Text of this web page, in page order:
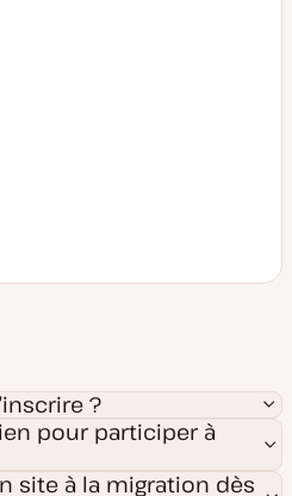
?
pour participer à
site à la migration dès